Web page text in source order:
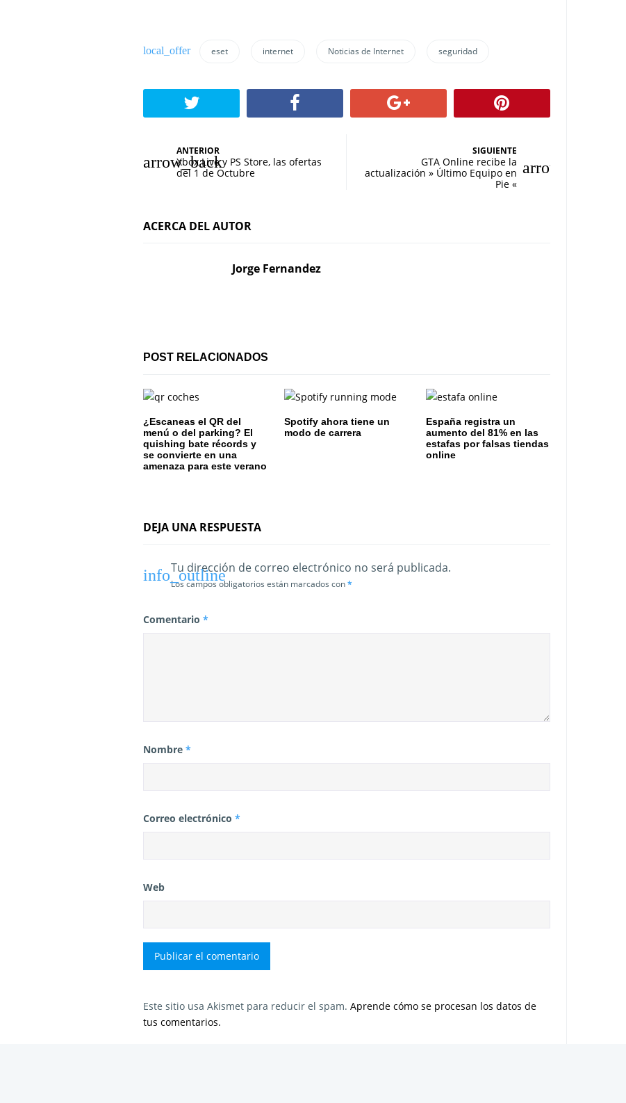
eset internet Noticias de Internet seguridad
a
e
ó
n
d
e
e
t
a
a
ANTERIOR
Xbox Live y PS Store, las ofertas
del 1 de Octubre
SIGUIENTE
GTA Online recibe la
actualización » Último Equipo en
Pie «
ACERCA DEL AUTOR
Jorge Fernandez
POST RELACIONADOS
¿Escaneas el QR del
menú o del parking? El
quishing bate récords y
se convierte en una
amenaza para este verano
Spotify ahora tiene un
modo de carrera
España registra un
aumento del 81% en las
estafas por falsas tiendas
online
DEJA UNA RESPUESTA
Tu dirección de correo electrónico no será publicada.
Los campos obligatorios están marcados con*
Comentario *
Nombre *
Correo electrónico *
Web
Este sitio usa Akismet para reducir el spam. Aprende cómo se procesan los datos de
tus comentarios.